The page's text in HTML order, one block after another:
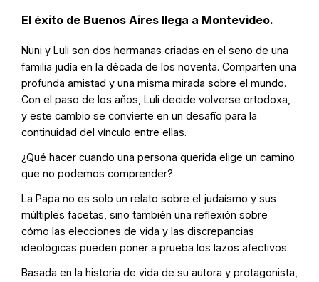
El éxito de Buenos Aires llega a Montevideo.
Nuni y Luli son dos hermanas criadas en el seno de una
familia judía en la década de los noventa. Comparten una
profunda amistad y una misma mirada sobre el mundo.
Con el paso de los años, Luli decide volverse ortodoxa,
y este cambio se convierte en un desafío para la
continuidad del vínculo entre ellas.
¿Qué hacer cuando una persona querida elige un camino
que no podemos comprender?
La Papa no es solo un relato sobre el judaísmo y sus
múltiples facetas, sino también una reflexión sobre
cómo las elecciones de vida y las discrepancias
ideológicas pueden poner a prueba los lazos afectivos.
Basada en la historia de vida de su autora y protagonista,